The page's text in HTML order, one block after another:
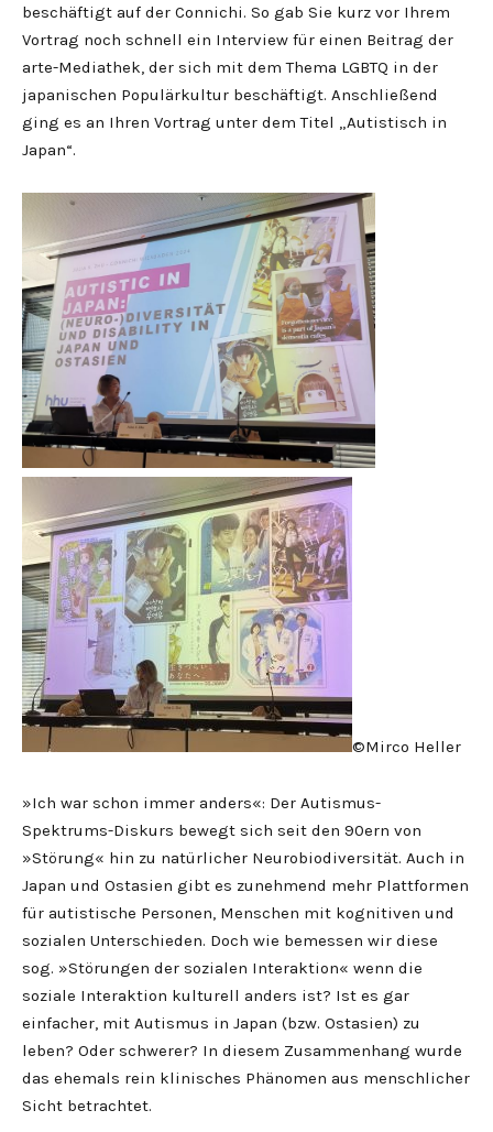
beschäftigt auf der Connichi. So gab Sie kurz vor Ihrem
Vortrag noch schnell ein Interview für einen Beitrag der
arte-Mediathek, der sich mit dem Thema LGBTQ in der
japanischen Populärkultur beschäftigt. Anschließend
ging es an Ihren Vortrag unter dem Titel „Autistisch in
Japan“.
©Mirco Heller
»Ich war schon immer anders«: Der Autismus-
Spektrums-Diskurs bewegt sich seit den 90ern von
»Störung« hin zu natürlicher Neurobiodiversität. Auch in
Japan und Ostasien gibt es zunehmend mehr Plattformen
für autistische Personen, Menschen mit kognitiven und
sozialen Unterschieden. Doch wie bemessen wir diese
sog. »Störungen der sozialen Interaktion« wenn die
soziale Interaktion kulturell anders ist? Ist es gar
einfacher, mit Autismus in Japan (bzw. Ostasien) zu
leben? Oder schwerer? In diesem Zusammenhang wurde
das ehemals rein klinisches Phänomen aus menschlicher
Sicht betrachtet.